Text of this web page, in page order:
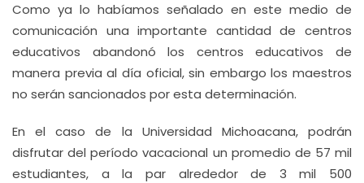
Como ya lo habíamos señalado en este medio de
comunicación una importante cantidad de centros
educativos abandonó los centros educativos de
manera previa al día oficial, sin embargo los maestros
no serán sancionados por esta determinación.
En el caso de la Universidad Michoacana, podrán
disfrutar del período vacacional un promedio de 57 mil
estudiantes, a la par alrededor de 3 mil 500